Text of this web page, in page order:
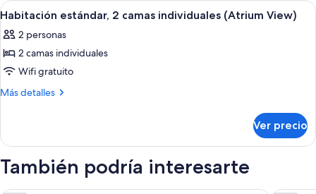
camas
Abrir
todas
las
fotos
de
Habitación
camas
(Atrium
View)
Habitación de hotel con dos camas,
10
Habitación estándar, 2 camas individuales (Atrium View)
2 personas
2 camas individuales
Wifi gratuito
Más detalles
Más
estándar,
camas
Ver precio
También podría interesarte